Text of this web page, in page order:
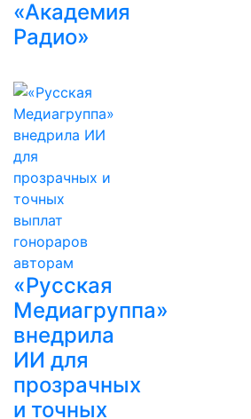
«Академия
Радио»
«Русская
Медиагруппа»
внедрила
ИИ для
прозрачных
и точных